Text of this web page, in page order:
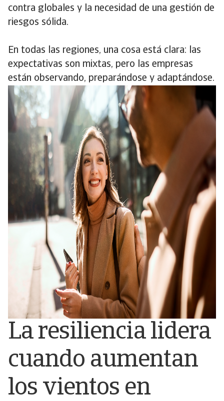
contra globales y la necesidad de una gestión de
riesgos sólida.
En todas las regiones, una cosa está clara: las
expectativas son mixtas, pero las empresas
están observando, preparándose y adaptándose.
La resiliencia lidera
cuando aumentan
los vientos en